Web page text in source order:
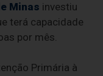
Minas investiu
terá capacidade
por mês.
Primária à